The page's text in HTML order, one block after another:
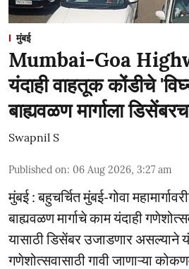
मुंबई
Mumbai-Goa
यंदाही वाहतूक कोंडीचे
बाह्यवळण मार्गाला
Swapnil S
Published on: 06 Aug 2026, 3:27 am
मुंबई : बहुचर्चित मुंबई-गोवा
बाह्यवळण मार्गाचे काम यंदाही
यासाठी डिसेंबर उजाडणार असल्याने
गणेशोत्सवासाठी गावी जाणाऱ्या